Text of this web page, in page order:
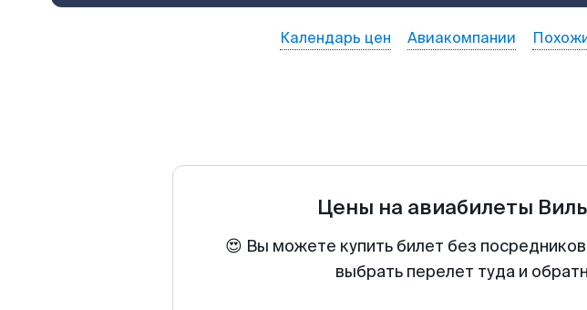
Календарь цен Авиакомпании
Цены на авиабилеты
😍 Вы можете купить билет без
выбрать перелет туда и